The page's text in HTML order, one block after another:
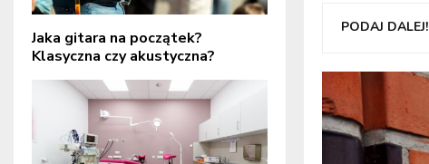
PODAJ DALEJ!
Jaka gitara na początek?
Klasyczna czy akustyczna?